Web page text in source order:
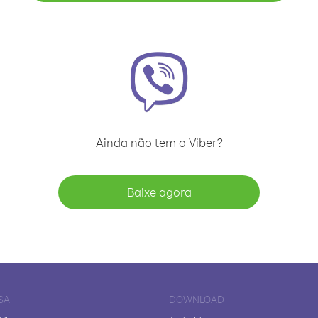
Ainda não tem o Viber?
Baixe agora
DOWNLOAD